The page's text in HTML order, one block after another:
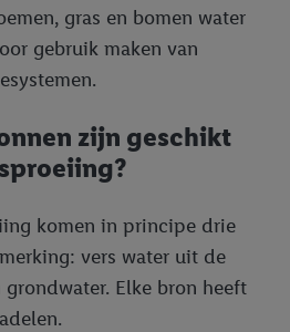
gras en bomen water
gebruik maken van
zijn geschikt
komen in principe drie
vers water uit de
grondwater. Elke bron heeft